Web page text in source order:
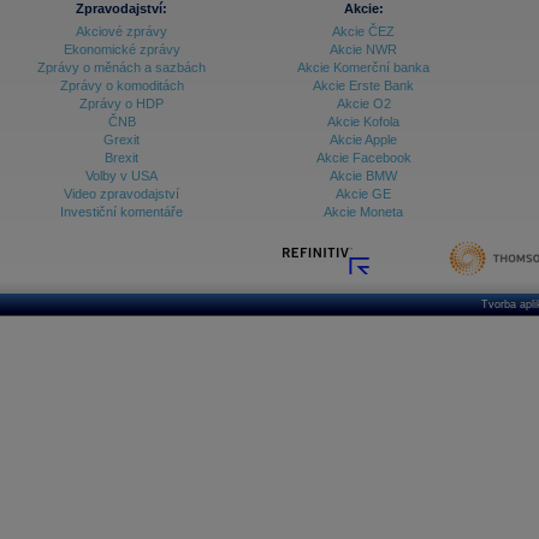
Archiv - Vývoj české koruny
Archiv analýz - Makroukazatele
Ceny průmyslových výrobců - Data a prognózy
Ceny průmyslových výrobců - Graf (ČR)
Ceny průmyslových výrobců - Kalendář (ČR)
Ceny průmyslových výrobců - Zpravodajství
Databanka - Ceny
Zpravodajství:
Akciové zprávy
Ekonomické zprávy
Zprávy o měnách a sazbách
Zprávy o komoditách
Zprávy o HDP
ČNB
Grexit
Brexit
Volby v USA
Video zpravodajství
Investiční komentáře
Akcie:
Akcie ČEZ
Akcie NWR
Akcie Komerční banka
Akcie Erste Bank
Akcie O2
Akcie Kofola
Akcie Apple
Akcie Facebook
Akcie BMW
Akcie GE
Akcie Moneta
Tvorba